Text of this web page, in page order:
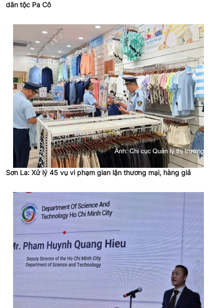
dân tộc Pa Cô
Sơn La: Xử lý 45 vụ vi phạm gian lận thương mại, hàng giả